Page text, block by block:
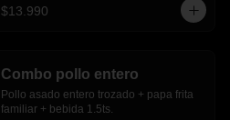
$13.990
Combo pollo entero
Pollo asado entero trozado + papa frita
familiar + bebida 1.5ts.